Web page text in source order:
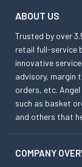
ABOUT US
Trusted by over
retail full-service
innovative
advisory, margin
orders, etc.
such as basket
and others that
COMPANY